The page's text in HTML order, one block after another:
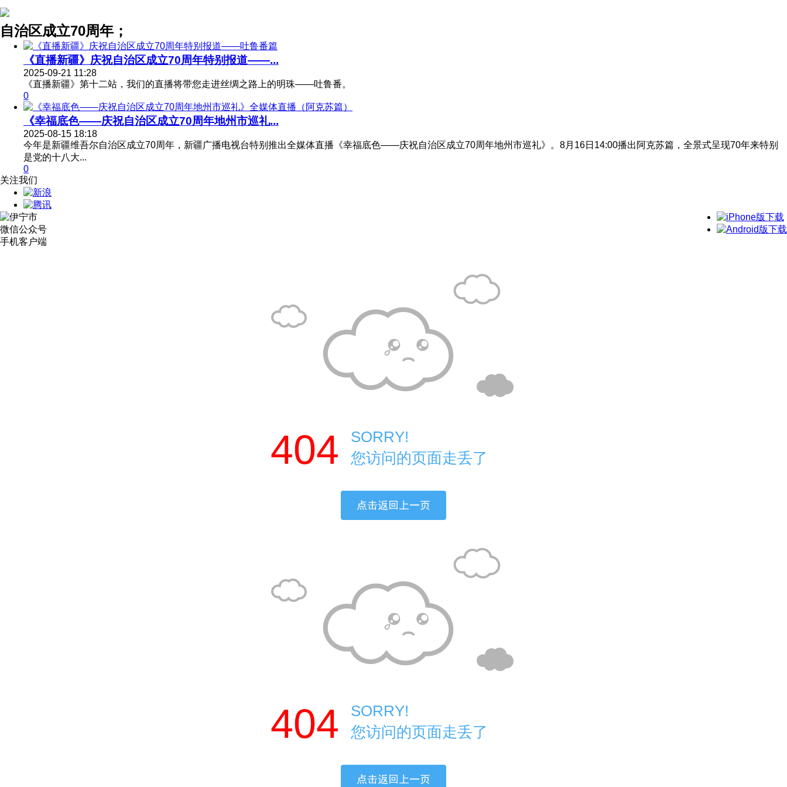
自治区成立70周年；
《直播新疆》庆祝自治区成立70周年特别报道——...
2025-09-21 11:28
《直播新疆》第十二站，我们的直播将带您走进丝绸之路上的明珠——吐鲁番。
0
《幸福底色——庆祝自治区成立70周年地州市巡礼...
2025-08-15 18:18
今年是新疆维吾尔自治区成立70周年，新疆广播电视台特别推出全媒体直播《幸福底色——庆祝自治区成立70周年地州市巡礼》。8月16日14:00播出阿克苏篇，全景式呈现70年来特别
是党的十八大...
0
关注我们
微信公众号
手机客户端
404
SORRY!
您访问的页面走丢了
404
SORRY!
您访问的页面走丢了